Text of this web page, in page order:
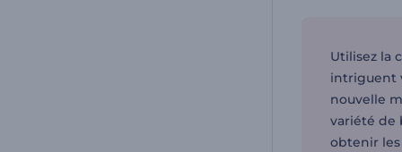
Utilisez la
intriguent
nouvelle
variété de
obtenir les